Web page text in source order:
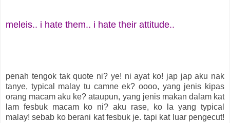
meleis.. i hate them.. i hate their attitude..
penah tengok tak quote ni? ye! ni ayat ko! jap jap aku nak
tanye, typical malay tu camne ek? oooo, yang jenis kipas
orang macam aku ke? ataupun, yang jenis makan dalam kat
lam fesbuk macam ko ni? aku rase, ko la yang typical
malay! sebab ko berani kat fesbuk je. tapi kat luar pengecut!